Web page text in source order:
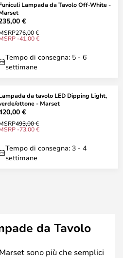
Lampada da Tavolo Off-White -
€
276,00 €
-41,00 €
Tempo di consegna: 5 - 6
settimane
da tavolo LED Dipping Light,
ottone - Marset
€
493,00 €
-73,00 €
Tempo di consegna: 3 - 4
settimane
da Tavolo
sono più che semplici